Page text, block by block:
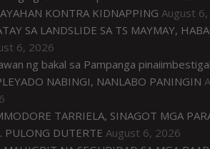
KONTRA KIDNAPPING August
SA LANDSLIDE SA TS MAYMAY,
6, 2026
ng bakal sa Pampanga
NABINGI, NANLABO PANINGIN
TARRIELA, SINAGOT MGA
PULONG DUTERTE August 6, 2026